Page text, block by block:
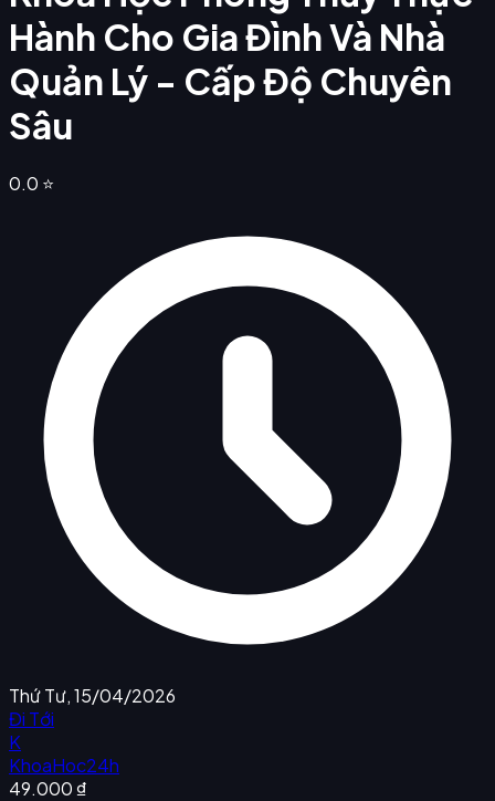
Hành Cho Gia Đình Và Nhà
Quản Lý - Cấp Độ Chuyên
Sâu
0.0 ⭐
Thứ Tư, 15/04/2026
Đi Tới
K
KhoaHoc24h
49.000 ₫